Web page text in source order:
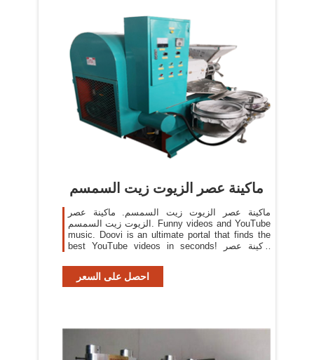
ماكينة عصر الزيوت زيت السمسم
ماكينة عصر الزيوت زيت السمسم. ماكينة عصر
الزيوت زيت السمسم. Funny videos and YouTube
music. Doovi is an ultimate portal that finds the
best YouTube videos in seconds! ماكينة عصر
احصل على السعر